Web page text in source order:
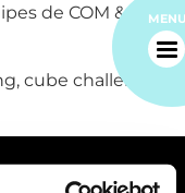
de COM &
cube challenge et